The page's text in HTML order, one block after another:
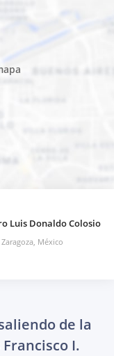
Luis Donaldo Colosio
México
de la
I.